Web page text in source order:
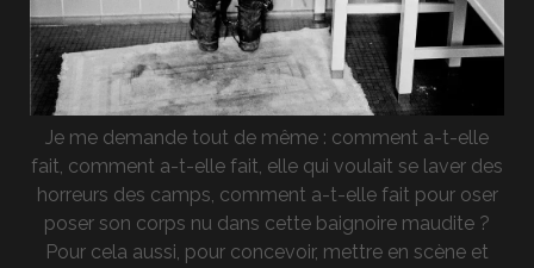
Je me demande tout de même : comment a-t-elle
fait, comment a-t-elle fait, elle qui voulait se laver des
horreurs des camps, comment a-t-elle fait pour oser
poser son corps nu dans cette baignoire maudite ?
Pour cela aussi, pour concevoir, mettre en scène et